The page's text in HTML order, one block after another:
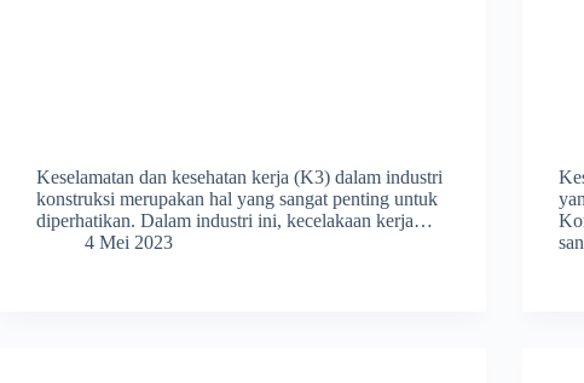
Keselamatan dan kesehatan kerja (K3) dalam industri
konstruksi merupakan hal yang sangat penting untuk
diperhatikan. Dalam industri ini, kecelakaan kerja…
4 Mei 2023